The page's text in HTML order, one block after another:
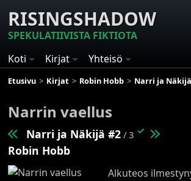
RISINGSHADOW
SPEKULATIIVISTA FIKTIOTA
Koti
Kirjat Yhteisö
Etusivu Kirjat Robin Hobb Narri ja Näkijä
Narrin vaellus
Narri ja Näkijä #2 / 3 ✓
Robin Hobb
Alkuteos